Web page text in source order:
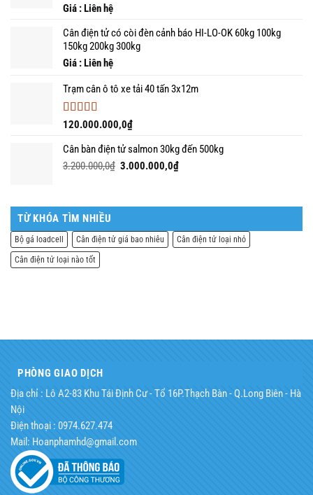
Được xếp
sao
Giá : Liên hệ
Cân điện tử có còi đèn cảnh báo HI-LO-OK 60kg 100kg
150kg 200kg 300kg
Giá : Liên hệ
Trạm cân ô tô xe tải 40 tấn 3x12m
Được xếp
sao
120.000.000,0₫
Cân bàn điện tử salmon 30kg đến 500kg
3.200.000,0₫ Giá
3.200.000,0₫.
3.000.000,0₫Giá
là:
TỪ KHÓA TÌM NHIỀU
Bộ gá loadcell Cân điện tử giá bao nhiêu Cân điện tử loại nhỏ
Cân điện tử loại nào tốt
PHÒNG GIAO DỊCH
Địa chỉ : Lô A2-83 Khu Tái Định Cư - Tổ 16P.Thạch Bàn - Q.Long Biên - Hà
Nội
Điện thoại : 0974.627.474
Mail: Hoanphamhd@gmail.com